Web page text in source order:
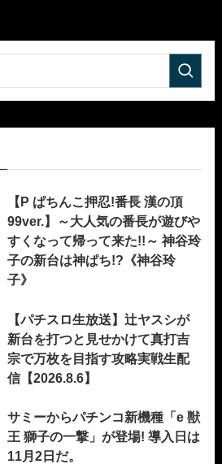
【P ぱちんこ押忍!番長 漢の頂
99ver.】～大人気の番長が遊びや
すくなって帰って来た!!～ 神谷玲
子の新台は神ぱち!?《神谷玲
子》
【パチスロ生放送】辻ヤスシが
新台を打つと見せかけて真打吉
宗で万枚を目指す攻略実戦生配
信【2026.8.6】
サミーからパチンコ新機種「e 獣
王 獅子の一撃」が登場! 導入日は
11月2日だ。